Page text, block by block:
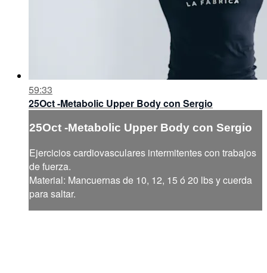
59:33
25Oct -Metabolic Upper Body con Sergio
25Oct -Metabolic Upper Body con Sergio
Ejercicios cardiovasculares intermitentes con trabajos
de fuerza.
Material: Mancuernas de 10, 12, 15 ó 20 lbs y cuerda
para saltar.